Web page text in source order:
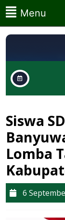
Skip
to
content
Menu
Siswa
Lomba
6